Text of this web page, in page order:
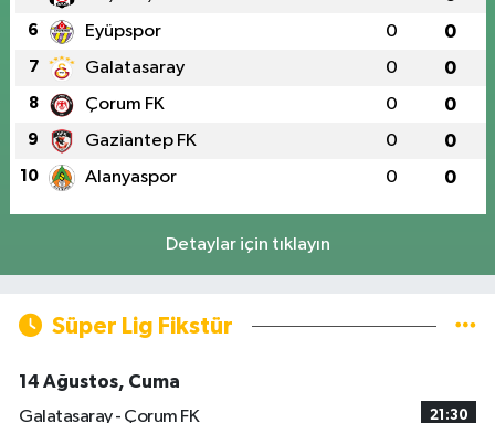
6 Eyüpspor 0 0
7 Galatasaray 0 0
8 Çorum FK 0 0
9 Gaziantep FK 0 0
10 Alanyaspor 0 0
Detaylar için tıklayın
Süper Lig Fikstür
14 Ağustos, Cuma
Galatasaray - Çorum FK
21:30